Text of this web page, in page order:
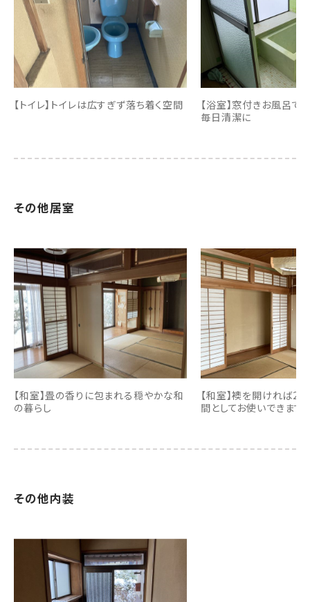
【トイレ】トイレは広すぎず落ち着く空間
【浴室】窓付きお風呂で
毎日清潔に
その他居室
【和室】畳の香りに包まれる穏やかな和
の暮らし
【和室】襖を開ければ2
間としてお使いできます
その他内装